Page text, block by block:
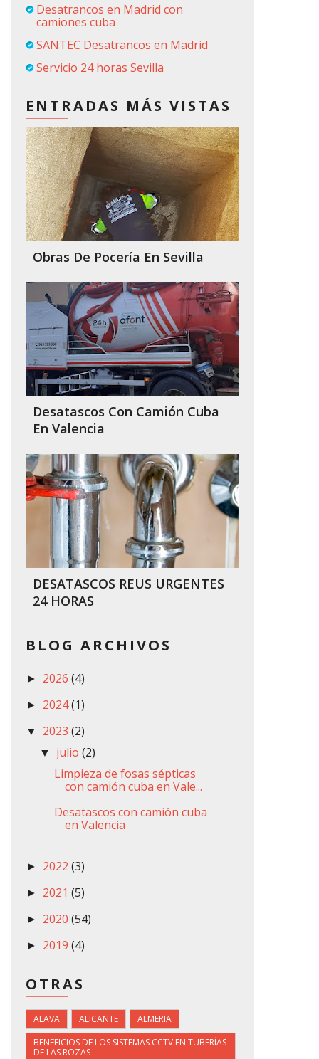
Desatrancos en Madrid con
camiones cuba
SANTEC Desatrancos en Madrid
Servicio 24 horas Sevilla
ENTRADAS MÁS VISTAS
Obras De Pocería En Sevilla
Desatascos Con Camión Cuba
En Valencia
DESATASCOS REUS URGENTES
24 HORAS
BLOG ARCHIVOS
► 2026 (4)
► 2024(1)
▼ 2023 (2)
▼ julio(2)
Limpieza de fosas sépticas
con camión cuba en Vale...
Desatascos con camión cuba
en Valencia
► 2022 (3)
► 2021 (5)
► 2020 (54)
► 2019 (4)
OTRAS
ALAVA ALICANTE
ALMERIA
BENEFICIOS DE LOS SISTEMAS CCTV EN TUBERÍAS
DE LAS ROZAS